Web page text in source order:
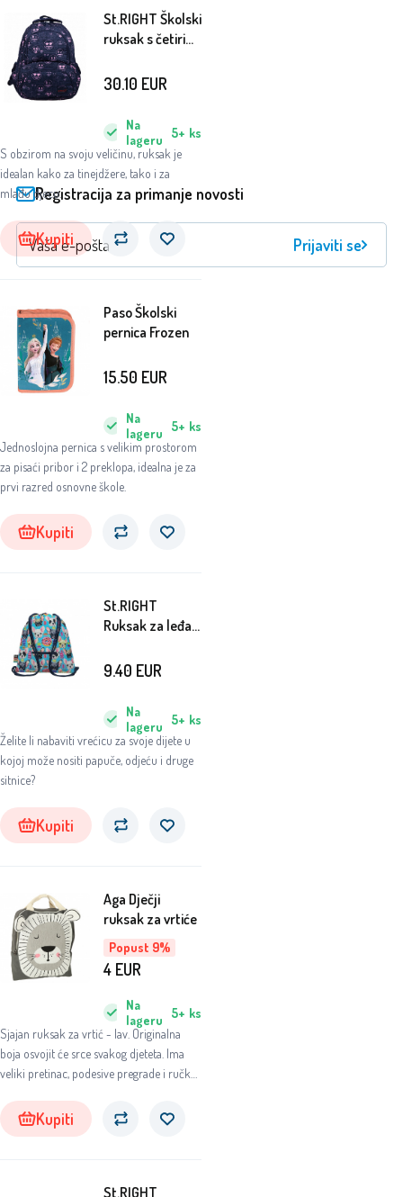
St.RIGHT Školski
ruksak s četiri
S obzirom na svoju veličinu, ruksak je
idealan kako za tinejdžere, tako i za
mlađu djecu.
Na
lageru
5+ ks
30.10 EUR
Kupiti
Paso Školski
pernica Frozen
Jednoslojna pernica s velikim prostorom
za pisaći pribor i 2 preklopa, idealna je za
prvi razred osnovne škole.
Na
lageru
5+ ks
15.50 EUR
Kupiti
St.RIGHT
Ruksak za leđa
Želite li nabaviti vrećicu za svoje dijete u
kojoj može nositi papuče, odjeću i druge
sitnice?
Na
lageru
5+ ks
9.40 EUR
Kupiti
Popust 9%
Aga Dječji
ruksak za vrtiće
Sjajan ruksak za vrtić - lav. Originalna
boja osvojit će srce svakog djeteta. Ima
veliki pretinac, podesive pregrade i ručku
pamuk. Dimenzije. ruksak: 34x34x10cm.
Max. duljina ručke: 62 cm.
Na
lageru
5+ ks
4 EUR
Kupiti
St.RIGHT
Registracija za primanje novosti
Prijaviti se